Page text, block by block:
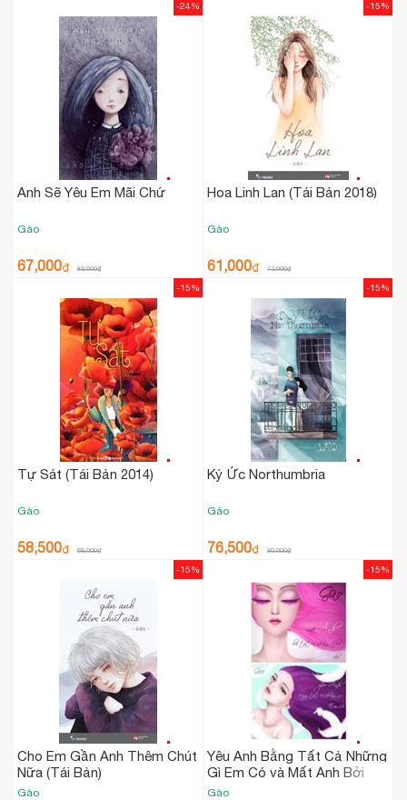
Anh Sẽ Yêu Em Mãi Chứ
Gào
67,000₫ 89,000₫
-24%
Hoa Linh Lan (Tái Bản 2018)
Gào
61,000₫ 72,000₫
-15%
Tự Sát (Tái Bản 2014)
Gào
58,500₫ 69,000₫
-15%
Ký Ức Northumbria
Gào
76,500₫ 90,000₫
-15%
Cho Em Gần Anh Thêm Chút
Nữa (Tái Bản)
Gào
-15%
Yêu Anh Bằng Tất Cả Những
Gì Em Có và Mất Anh Bởi
Tất Cả Những Thứ Em Cho -
Gào
-15%